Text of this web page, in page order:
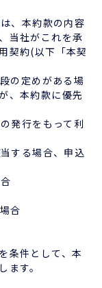
、本約款の内容
当社がこれを承
契約(以下「本契
の定めがある場
、本約款に優先
発行をもって利
する場合、申込
合
条件として、本
ます。